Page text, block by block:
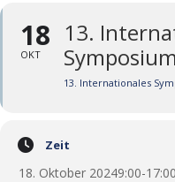
18
OKT
13.
13. Internationales
Zeit
18. Oktober 20249:00-17:00